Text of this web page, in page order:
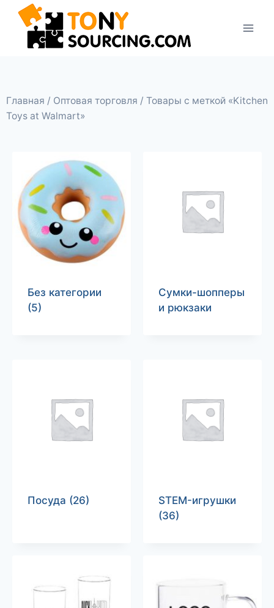
Главная / Оптовая торговля / Товары с меткой «Kitchen
Toys at Walmart»
Без категории
(5)
Сумки-шопперы
и рюкзаки
Посуда (26)
STEM-игрушки
(36)